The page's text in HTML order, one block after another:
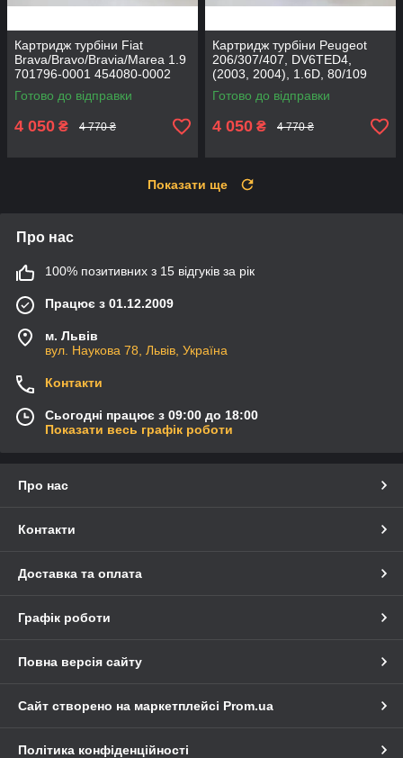
Картридж турбіни Fiat
Brava/Bravo/Bravia/Marea 1.9
701796-0001 454080-0002
Готово до відправки
4 050 ₴ 4 770 ₴
Картридж турбіни Peugeot
206/307/407, DV6TED4,
(2003, 2004), 1.6D, 80/109
753420-0002
Готово до відправки
4 050 ₴ 4 770 ₴
Показати ще
Про нас
100% позитивних з 15 відгуків за рік
Працює з 01.12.2009
м. Львів
вул. Наукова 78, Львів, Україна
Контакти
Сьогодні працює з 09:00 до 18:00
Показати весь графік роботи
Про нас
Контакти
Доставка та оплата
Графік роботи
Повна версія сайту
Сайт створено на маркетплейсі Prom.ua
Політика конфіденційності